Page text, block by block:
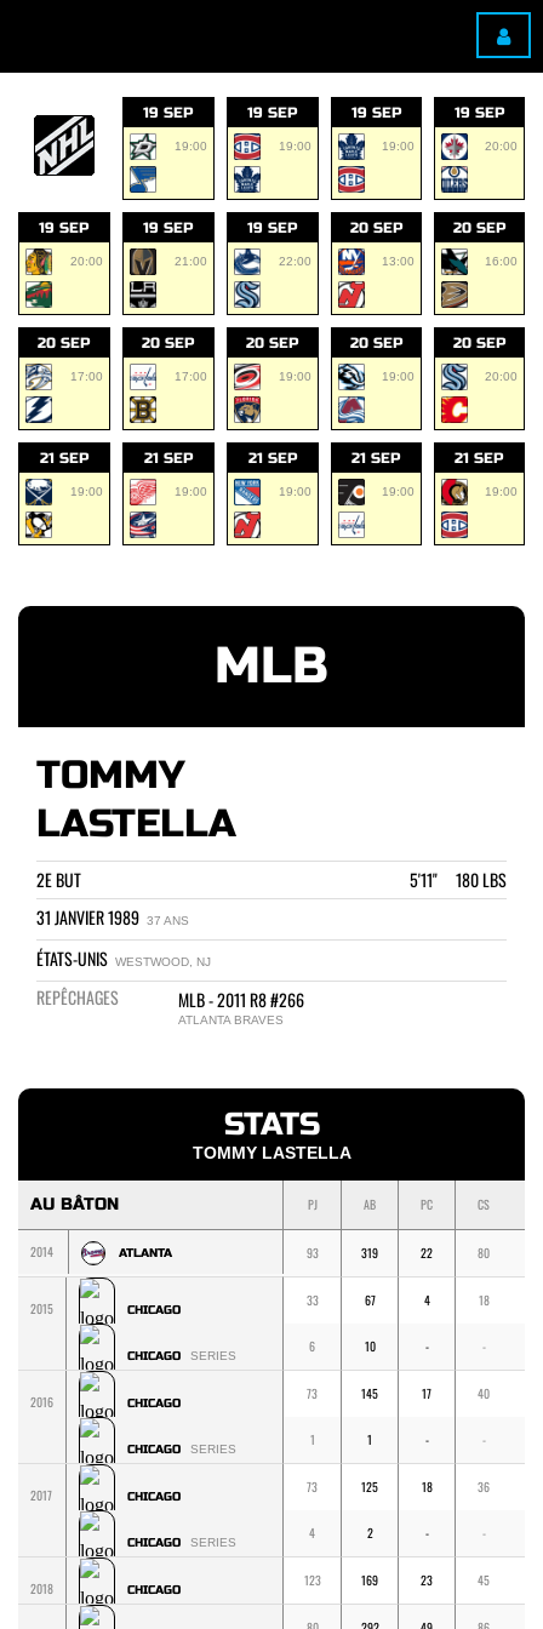
19 SEP
19:00
19 SEP
19:00
19 SEP
19:00
19 SEP
20:00
19 SEP
20:00
19 SEP
21:00
19 SEP
22:00
20 SEP
13:00
20 SEP
16:00
20 SEP
17:00
20 SEP
17:00
20 SEP
19:00
20 SEP
19:00
20 SEP
20:00
21 SEP
19:00
21 SEP
19:00
21 SEP
19:00
21 SEP
19:00
21 SEP
19:00
MLB
TOMMY
LASTELLA
2E BUT
5'11" 180 LBS
31 JANVIER 1989 37 ANS
ÉTATS-UNIS WESTWOOD, NJ
REPÊCHAGES MLB - 2011 R8 #266
ATLANTA BRAVES
STATS
TOMMY LASTELLA
AU BÂTON PJ AB PC CS
2014 ATLANTA 93 319 22 80
2015 CHICAGO
33 67 4 18
CHICAGO SERIES
6 10 - -
2016 CHICAGO
73 145 17 40
CHICAGO SERIES
1 1 - -
2017 CHICAGO
73 125 18 36
CHICAGO SERIES
4 2 - -
2018 CHICAGO
123 169 23 45